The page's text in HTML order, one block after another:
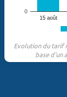
15 août
0
Evolution du tarif
base d'un